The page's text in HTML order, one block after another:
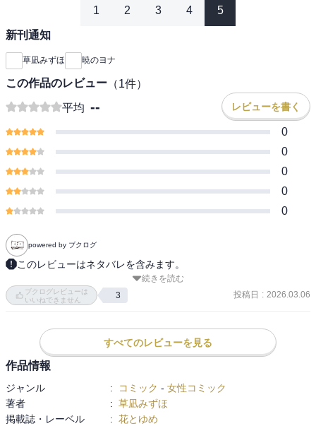
1 2 3 4 5
新刊通知
草凪みずほ 暁のヨナ
この作品のレビュー （1件）
平均 -- レビューを書く
0
0
0
0
0
powered by ブクログ
このレビューはネタバレを含みます。
特装版は、綺麗すぎてそのまま飾りたいくらいです。
様々な考察がありましたが、剣は切り開く者、盾は守る者という点
で、納得しました。
皆それぞれ自分の体や心を、犠牲にしてもヨナの為にあって、ヨナ
のそれを全部受け止める姿は、とても高潔でした。
長い旅の終わり。終わってしまう事に一抹の悲しみはありますが、
続きを読む
ブクログレビューは
いいねできません
3 投稿日 : 2026.03.06
すべてのレビューを見る
作品情報
ジャンル : コミック - 女性コミック
著者
: 草凪みずほ
掲載誌・レーベル
: 花とゆめ